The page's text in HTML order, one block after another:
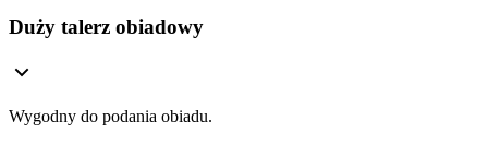
Duży talerz obiadowy
Wygodny do podania obiadu.